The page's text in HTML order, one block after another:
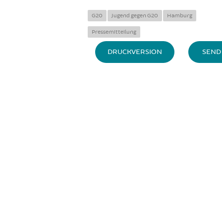
G20 Jugend gegen G20 Hamburg
Pressemitteilung
DRUCKVERSION